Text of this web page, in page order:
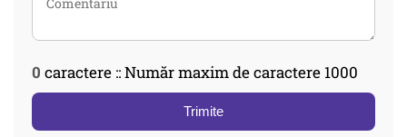
0 caractere :: Număr maxim de caractere 1000
Trimite